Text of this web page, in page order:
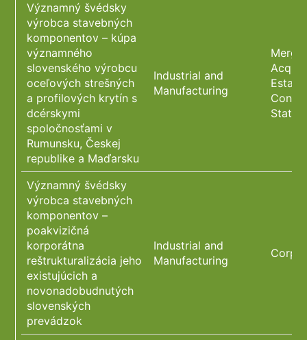
Významný švédsky
výrobca stavebných
komponentov – kúpa
významného
slovenského výrobcu
oceľových strešných
a profilových krytín s
dcérskymi
spoločnosťami v
Rumunsku, Českej
republike a Maďarsku
Industrial and
Manufacturing
Estate
State
Významný švédsky
výrobca stavebných
komponentov –
poakvizičná
korporátna
reštrukturalizácia jeho
existujúcich a
novonadobudnutých
slovenských
prevádzok
Industrial and
Manufacturing